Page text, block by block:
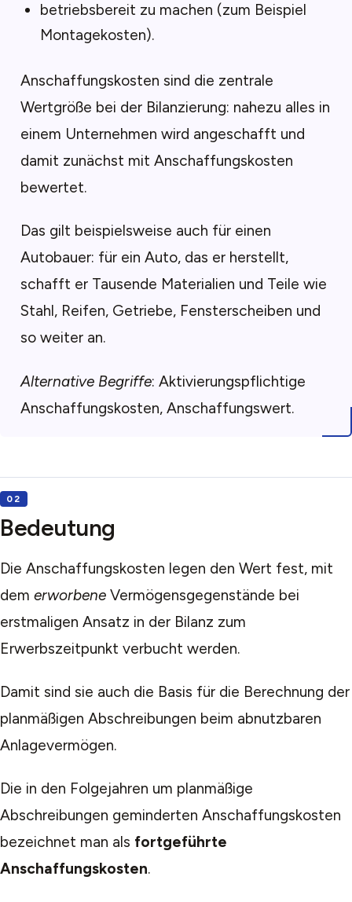
betriebsbereit zu machen (zum Beispiel
Montagekosten).
Anschaffungskosten sind die zentrale
Wertgröße bei der Bilanzierung: nahezu alles in
einem Unternehmen wird angeschafft und
damit zunächst mit Anschaffungskosten
bewertet.
Das gilt beispielsweise auch für einen
Autobauer: für ein Auto, das er herstellt,
schafft er Tausende Materialien und Teile wie
Stahl, Reifen, Getriebe, Fensterscheiben und
so weiter an.
Alternative Begriffe: Aktivierungspflichtige
Anschaffungskosten, Anschaffungswert.
Bedeutung
Die Anschaffungskosten legen den Wert fest, mit
dem erworbene Vermögensgegenstände bei
erstmaligen Ansatz in der Bilanz zum
Erwerbszeitpunkt verbucht werden.
Damit sind sie auch die Basis für die Berechnung der
planmäßigen Abschreibungen beim abnutzbaren
Anlagevermögen.
Die in den Folgejahren um planmäßige
Abschreibungen geminderten Anschaffungskosten
bezeichnet man als fortgeführte
Anschaffungskosten.